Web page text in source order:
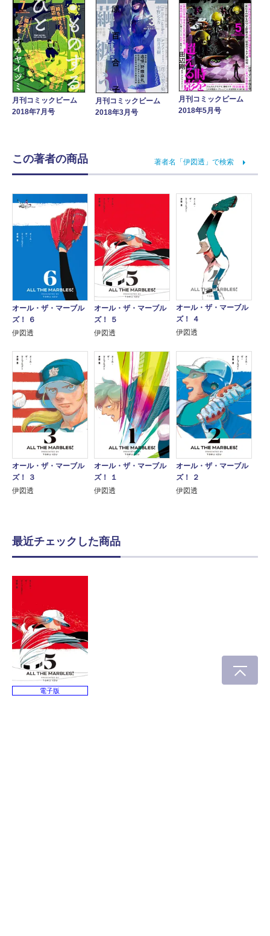
月刊コミックビーム
2018年7月号
月刊コミックビーム
2018年3月号
月刊コミックビーム
2018年5月号
この著者の商品 著者名「伊図透」で検索
オール・ザ・マーブル
ズ！ ６
伊図透
オール・ザ・マーブル
ズ！ ５
伊図透
オール・ザ・マーブル
ズ！ ４
伊図透
オール・ザ・マーブル
ズ！ ３
伊図透
オール・ザ・マーブル
ズ！ １
伊図透
オール・ザ・マーブル
ズ！ ２
伊図透
最近チェックした商品
電子版